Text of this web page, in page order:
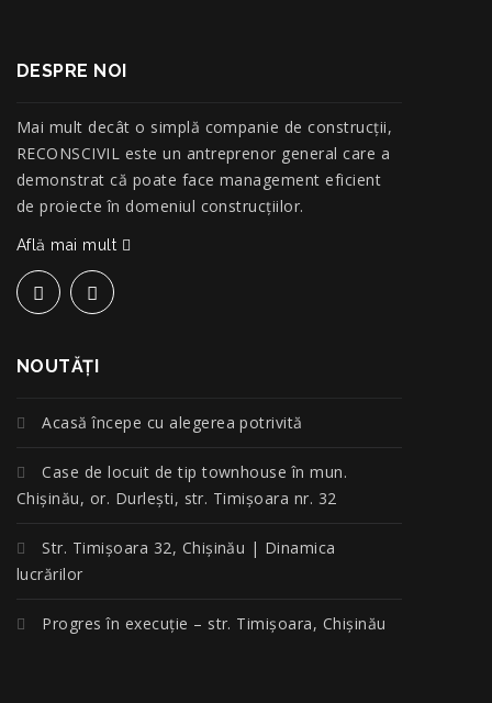
DESPRE NOI
Mai mult decât o simplă companie de construcţii,
RECONSCIVIL este un antreprenor general care a
demonstrat că poate face management eficient
de proiecte în domeniul construcțiilor.
Află mai mult
NOUTĂŢI
Acasă începe cu alegerea potrivită
Case de locuit de tip townhouse în mun.
Chișinău, or. Durlești, str. Timișoara nr. 32
Str. Timișoara 32, Chișinău | Dinamica
lucrărilor
Progres în execuție – str. Timișoara, Chișinău